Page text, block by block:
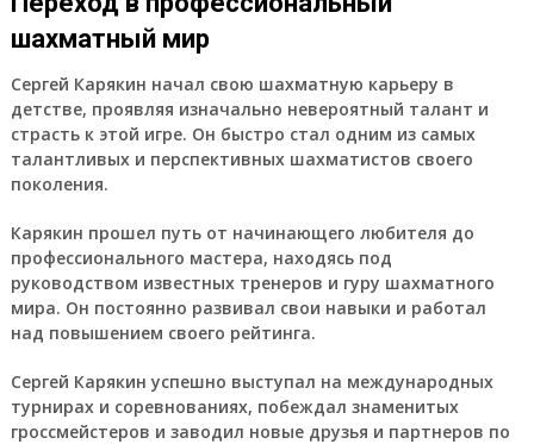
шахматный мир
Сергей Карякин начал свою шахматную карьеру в
детстве, проявляя изначально невероятный талант и
страсть к этой игре. Он быстро стал одним из самых
талантливых и перспективных шахматистов своего
поколения.
Карякин прошел путь от начинающего любителя до
профессионального мастера, находясь под
руководством известных тренеров и гуру шахматного
мира. Он постоянно развивал свои навыки и работал
над повышением своего рейтинга.
Сергей Карякин успешно выступал на международных
турнирах и соревнованиях, побеждал знаменитых
гроссмейстеров и заводил новые друзья и партнеров по